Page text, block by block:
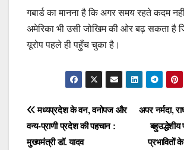
गबार्ड का मानना है कि अगर समय रहते कदम
अमेरिका भी उसी जोखिम की ओर बढ़ सकता है
यूरोप पहले ही पहुँच चुका है।
Post
navigation
अपर नर्मदा,
प्रभावितों
मध्यप्रदेश के वन, वनोपज और
वन्य-प्राणी प्रदेश की पहचान :
मुख्यमंत्री डॉ. यादव